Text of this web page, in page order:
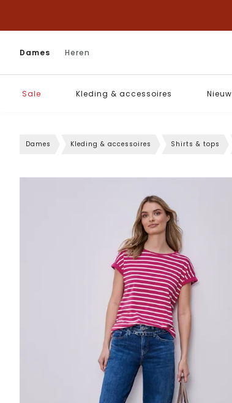
Dames Heren
Sale Kleding & accessoires Nieuw
Dames Kleding & accessoires Shirts & tops